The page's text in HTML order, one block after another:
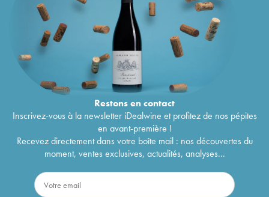
Restons encontact
Inscrivez-vous à la newsletter iDealwine et profitez de nos pépites
en avant-première !
Recevez directement dans votre boîte mail : nos découvertes du
moment, ventes exclusives, actualités, analyses...